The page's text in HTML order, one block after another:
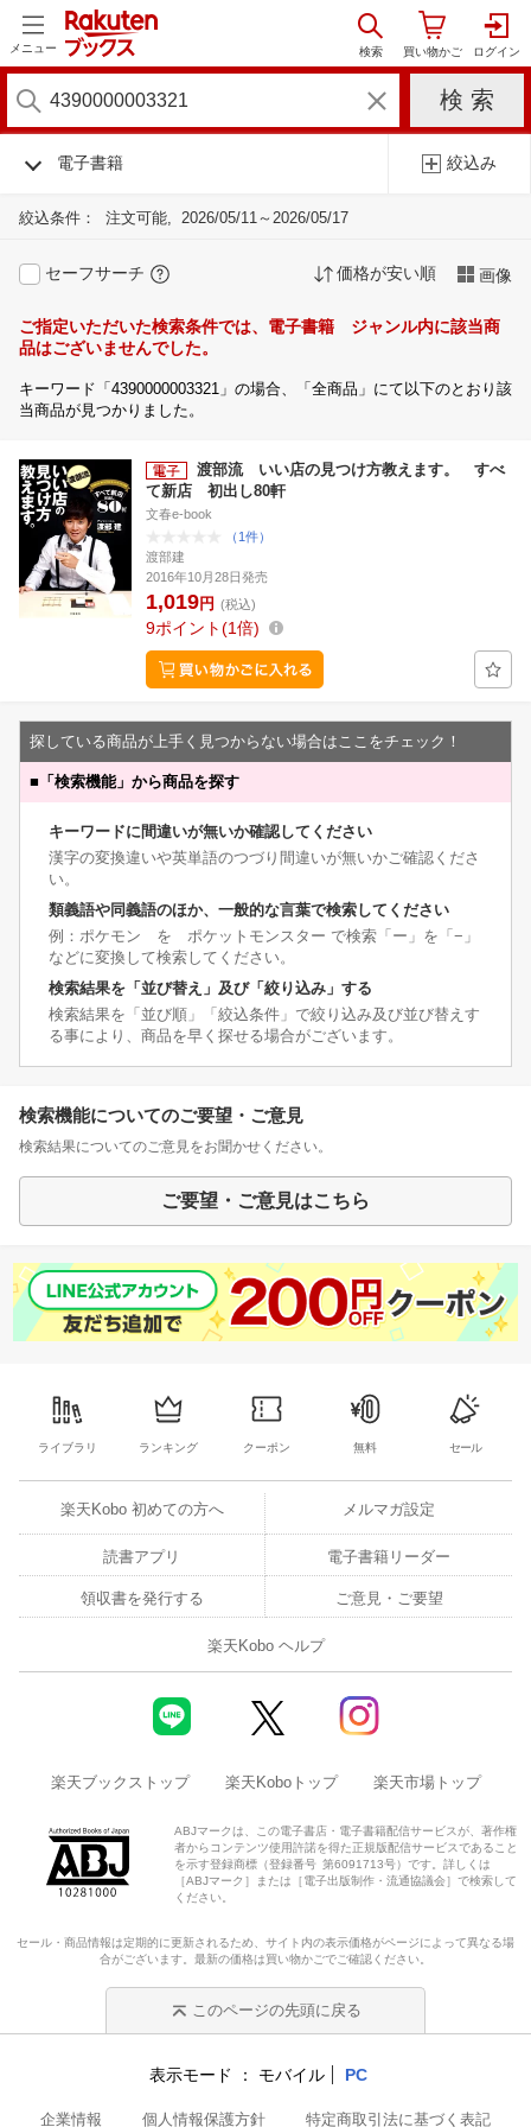
メニュー
電子書籍 絞込み
絞込条件： 注文可能 2026/05/11～2026/05/17
セーフサーチ 価格が安い順 画像
ご指定いただいた検索条件では、電子書籍 ジャンル内に該当商
品はございませんでした。
キーワード「4390000003321」の場合、「全商品」にて以下のとおり該
当商品が見つかりました。
渡部流 いい店の見つけ方教えます。 すべ
て新店 初出し80軒
文春e-book
（1件）
渡部建
2016年10月28日発売
1,019円 (税込)
9ポイント 1倍
探している商品が上手く見つからない場合はここをチェック！
■ 「検索機能」から商品を探す
キーワードに間違いが無いか確認してください
漢字の変換違いや英単語のつづり間違いが無いかご確認くださ
い。
類義語や同義語のほか、一般的な言葉で検索してください
例：ポケモン を ポケットモンスター で検索「ー」を「−」
などに変換して検索してください。
検索結果を「並び替え」及び「絞り込み」する
検索結果を「並び順」「絞込条件」で絞り込み及び並び替えす
る事により、商品を早く探せる場合がございます。
検索機能についてのご要望・ご意見
検索結果についてのご意見をお聞かせください。
ご要望・ご意見はこちら
ライブラリ ランキング クーポン 無料 セール
楽天Kobo 初めての方へ メルマガ設定
読書アプリ 電子書籍リーダー
領収書を発行する ご意見・ご要望
楽天Kobo ヘルプ
楽天ブックストップ 楽天Koboトップ 楽天市場トップ
ABJマークは、この電子書店・電子書籍配信サービスが、著作権
者からコンテンツ使用許諾を得た正規版配信サービスであること
を示す登録商標（登録番号 第6091713号）です。詳しくは
［ABJマーク］または［電子出版制作・流通協議会］で検索して
ください。
セール・商品情報は定期的に更新されるため、サイト内の表示価格がページによって異なる場
合がございます。最新の価格は買い物かごでご確認ください。
このページの先頭に戻る
表示モード モバイル PC
企業情報 個人情報保護方針 特定商取引法に基づく表記